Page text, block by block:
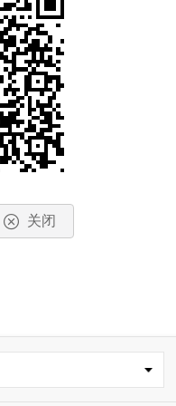
关闭